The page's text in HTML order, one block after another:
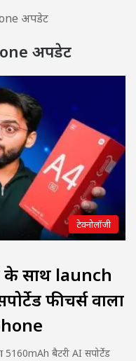
अपडेट
अपडेट
टेक्नोलॉजी
के साथ launch
फीचर्स वाला
बैटरी AI सपोर्टेड